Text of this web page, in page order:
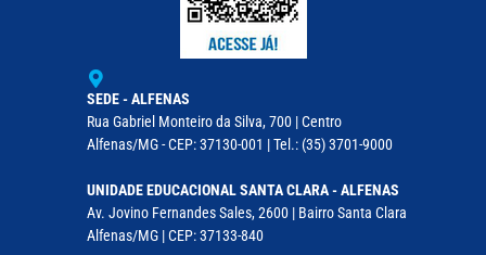
SEDE - ALFENAS
Rua Gabriel Monteiro da Silva, 700 | Centro
Alfenas/MG - CEP: 37130-001 | Tel.: (35) 3701-9000
UNIDADE EDUCACIONAL SANTA CLARA - ALFENAS
Av. Jovino Fernandes Sales, 2600 | Bairro Santa Clara
Alfenas/MG | CEP: 37133-840